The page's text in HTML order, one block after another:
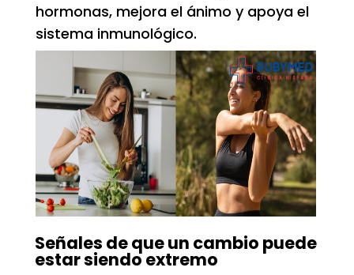
hormonas, mejora el ánimo y apoya el
sistema inmunológico.
Señales de que un cambio puede
estar siendo extremo